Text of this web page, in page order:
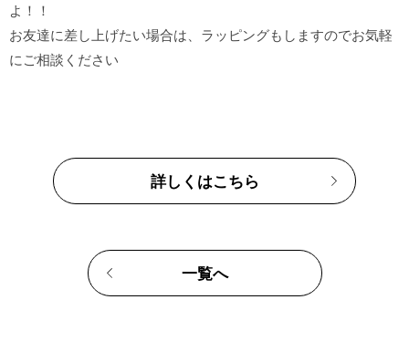
よ！！
お友達に差し上げたい場合は、ラッピングもしますのでお気軽
詳しくはこちら
一覧へ